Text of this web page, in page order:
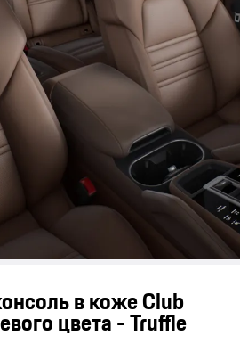
в коже Club
цвета - Truffle